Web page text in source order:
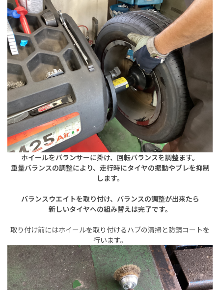
ホイールをバランサーに掛け、回転バランスを調整ます。
重量バランスの調整により、走行時にタイヤの振動やブレを抑制
します。
バランスウエイトを取り付け、 バランスの調整が出来たら
新しいタイヤへの組み替えは完了です。
取り付け前にはホイールを取り付けるハブの清掃と防錆コートを
行います。